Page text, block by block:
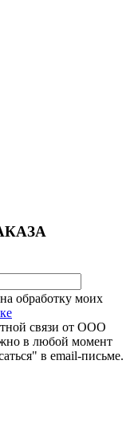
обработку моих
связи от ООО
в любой момент
в email-письме.